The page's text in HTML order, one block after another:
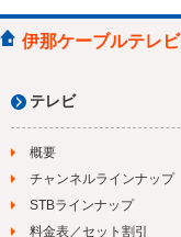
伊那ケーブルテレ
テレビ
概要
チャンネルラインナップ
STBラインナップ
料金表／セット割引